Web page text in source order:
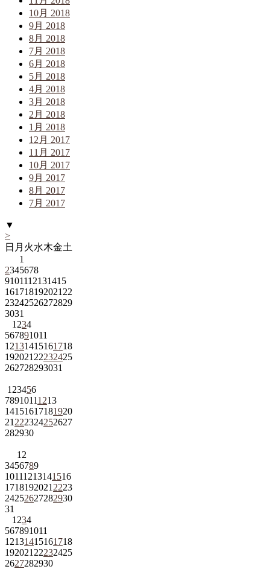
10月 2018
9月 2018
8月 2018
7月 2018
6月 2018
5月 2018
4月 2018
3月 2018
2月 2018
1月 2018
12月 2017
11月 2017
10月 2017
9月 2017
8月 2017
7月 2017
▼
>
日 月 火水木金土
1
2345678
9101112131415
161718192021 22
23242526272829
3031
1 234
567891011
12131415161718
192021 22232425
262728293031
1 23456
78910111213
14151617181920
21 222324252627
282930
1 2
3456789
10111213141516
1718192021 2223
24252627282930
31
1 234
567891011
12131415161718
192021 22232425
2627282930